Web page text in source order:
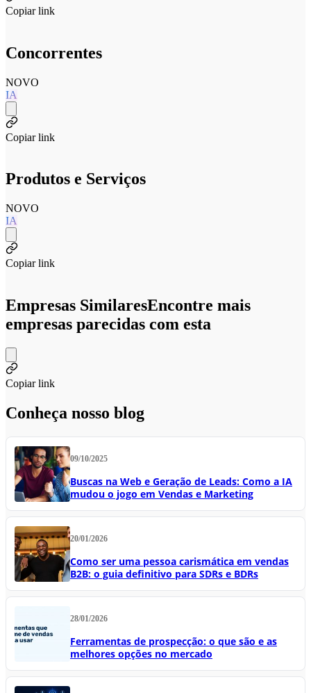
Copiar link
Concorrentes
NOVO
IA
Copiar link
Produtos e Serviços
NOVO
IA
Copiar link
Empresas SimilaresEncontre mais
empresas parecidas com esta
Copiar link
Conheça nosso blog
09/10/2025
Buscas na Web e Geração de Leads: Como a IA
mudou o jogo em Vendas e Marketing
20/01/2026
Como ser uma pessoa carismática em vendas
B2B: o guia definitivo para SDRs e BDRs
28/01/2026
Ferramentas de prospecção: o que são e as
melhores opções no mercado